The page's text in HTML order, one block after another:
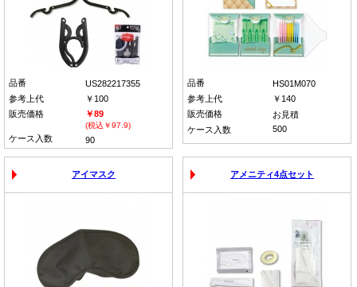
品番
US282217355
参考上代
￥100
販売価格
￥89
(税込￥97.9)
ケース入数 90
品番
HS01M070
参考上代
￥140
販売価格
お見積
ケース入数
500
アイマスク アメニティ4点セット